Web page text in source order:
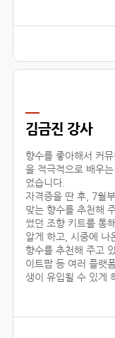
현재 플로랑을 존재
들에게 진심으로 감
김금진 강사
향수를 좋아해서 커
을 적극적으로 배우
었습니다.
자격증을 딴 후, 7월
맞는 향수를 추천해
썼던 조향 키트를 통
알게 하고, 시중에 나
향수를 추천해 주고
이트팝 등 여러 플랫
생이 유입될 수 있게
향수를 취미로 즐기
가 좋아하는 일을 더